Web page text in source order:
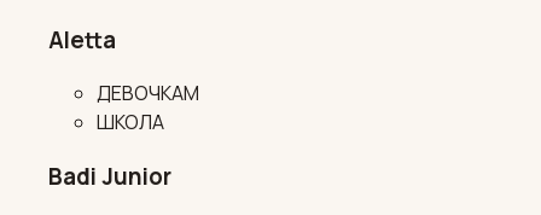
Aletta
ДЕВОЧКАМ
ШКОЛА
Badi Junior